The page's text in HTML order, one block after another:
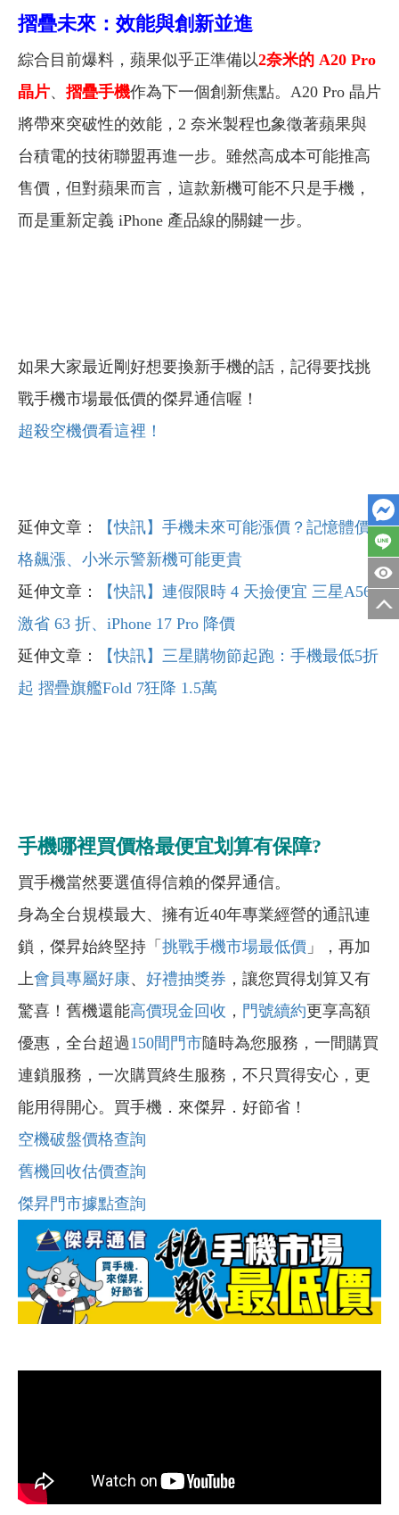
摺疊未來：效能與創新並進
綜合目前爆料，蘋果似乎正準備以2奈米的 A20 Pro
晶片、 摺疊手機作為下一個創新焦點。A20 Pro 晶片
將帶來突破性的效能，2 奈米製程也象徵著蘋果與
台積電的技術聯盟再進一步。雖然高成本可能推高
售價，但對蘋果而言，這款新機可能不只是手機，
而是重新定義 iPhone 產品線的關鍵一步。
如果大家最近剛好想要換新手機的話，記得要找挑
戰手機市場最低價的傑昇通信喔！
超殺空機價看這裡！
延伸文章：
【快訊】手機未來可能漲價？記憶體價
格飆漲、小米示警新機可能更貴
延伸文章：
【快訊】連假限時 4 天撿便宜 三星A56
激省 63 折、iPhone 17 Pro 降價
延伸文章：
【快訊】三星購物節起跑：手機最低5折
起 摺疊旗艦Fold 7狂降 1.5萬
手機哪裡買價格最便宜划算有保障?
買手機當然要選值得信賴的傑昇通信。
身為全台規模最大、擁有近40年專業經營的通訊連
鎖，傑昇始終堅持「 挑戰手機市場最低價 」，再加
上會員專屬好康、 好禮抽獎券 ，讓您買得划算又有
驚喜！舊機還能高價現金回收 ， 門號續約更享高額
優惠，全台超過150間門市隨時為您服務，一間購買
連鎖服務，一次購買終生服務，不只買得安心，更
能用得開心。買手機．來傑昇．好節省！
空機破盤價格查詢
舊機回收估價查詢
傑昇門市據點查詢